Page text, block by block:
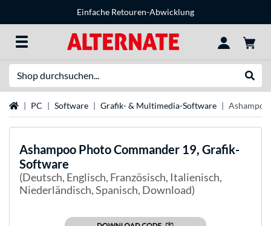
Einfache Retouren-Abwicklung
Startseite
PC Software Grafik- & Multimedia-Software
Ashampoo Photo Commander 19, Grafik-
Software
(Deutsch, Englisch, Französisch, Italienisch,
Niederländisch, Spanisch, Download)